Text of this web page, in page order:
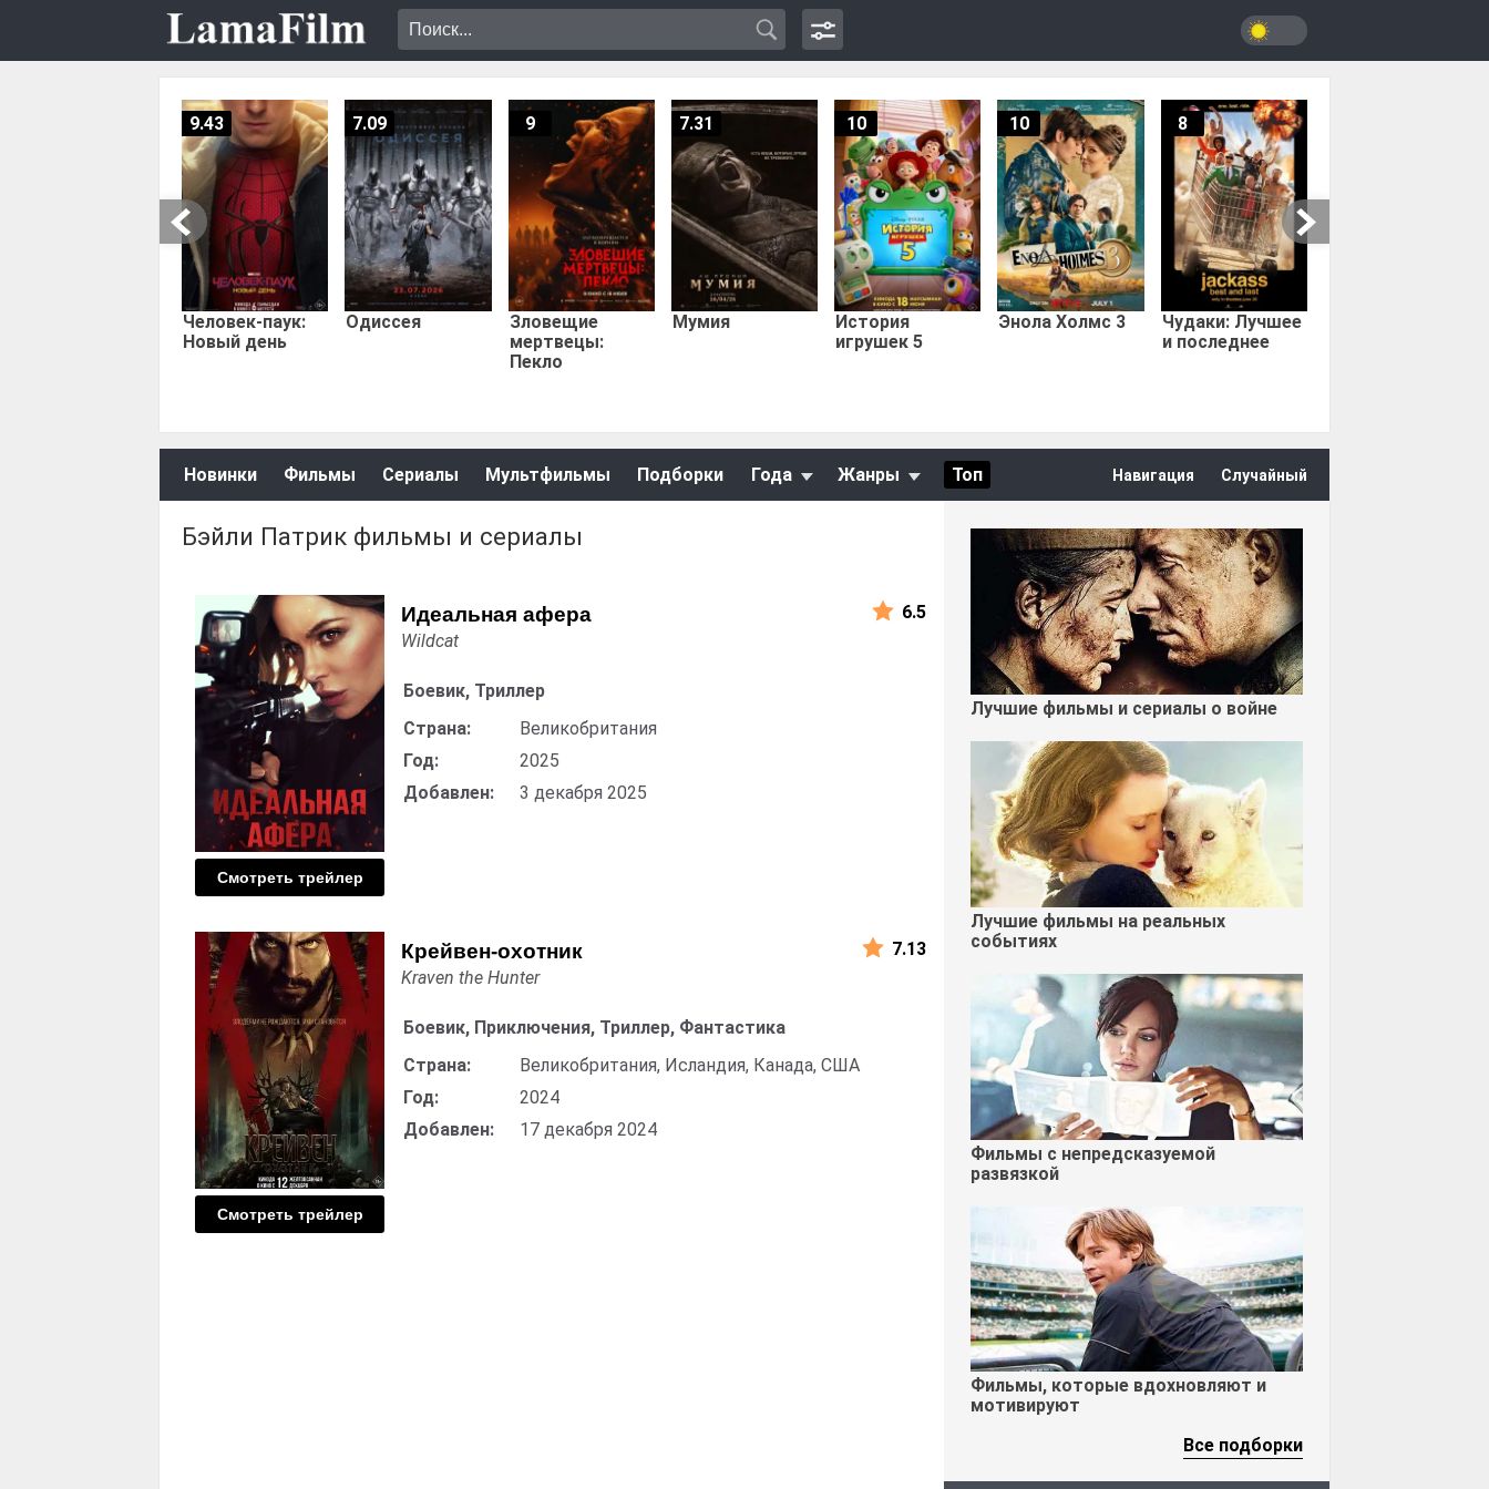
Человек-паук:
Новый день
9.43
Одиссея
7.09
Зловещие
мертвецы:
Пекло
9
Мумия
7.31
История
игрушек 5
10
Энола Холмс 3
10
Чудаки: Лучшее
и последнее
8
Новинки Фильмы Сериалы Мультфильмы Подборки Года Жанры Топ Навигация Случайный
Бэйли Патрик фильмы и сериалы
Идеальная афера
Смотреть трейлер
Wildcat
Боевик, Триллер
Страна:
Великобритания
Год:
2025
Добавлен:
3 декабря 2025
6.5
Крейвен-охотник
Смотреть трейлер
Kraven the Hunter
Боевик, Приключения, Триллер, Фантастика
Страна:
Великобритания, Исландия, Канада, США
Год:
2024
Добавлен:
17 декабря 2024
7.13
Лучшие фильмы и сериалы о войне
Лучшие фильмы на реальных
событиях
Фильмы с непредсказуемой
развязкой
Фильмы, которые вдохновляют и
мотивируют
Все подборки